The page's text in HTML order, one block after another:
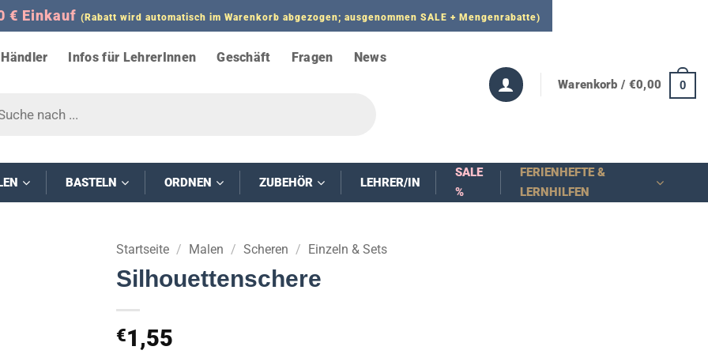
€ Einkauf (Rabatt wird automatisch im Warenkorb abgezogen; ausgenommen SALE + Mengenrabatte)
Händler Infos für LehrerInnen Geschäft Fragen News
Warenkorb / €0,00 0
BASTELN ORDNEN ZUBEHÖR LEHRER/IN
SALE
%
FERIENHEFTE &
LERNHILFEN
Startseite / Malen / Scheren / Einzeln & Sets
Silhouettenschere
€1,55